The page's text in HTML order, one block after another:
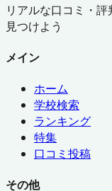
リアルな口コミ・
見つけよう
メイン
ホーム
学校検索
ランキング
特集
口コミ投稿
その他